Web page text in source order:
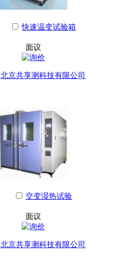
快速温变试验箱
面议
北京共享测科技有限公司
交变湿热试验
面议
北京共享测科技有限公司